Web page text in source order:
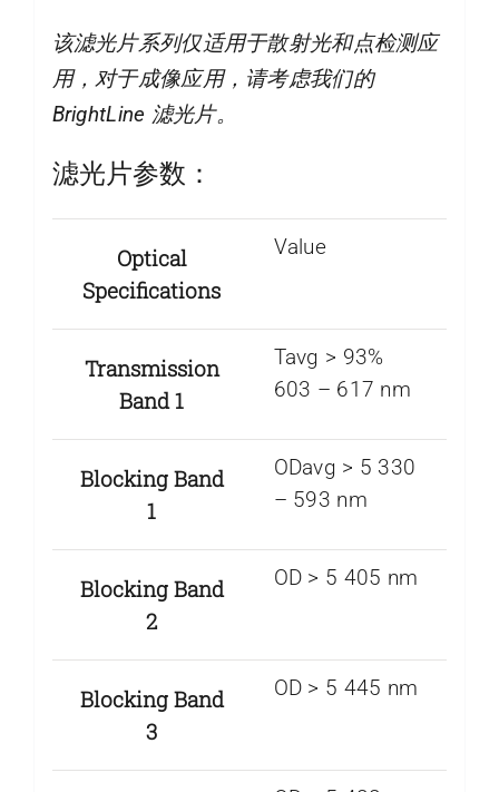
该滤光片系列仅适用于散射光和点检测应
用，对于成像应用，请考虑我们的
BrightLine 滤光片。
滤光片参数：
Optical
Specifications
Value
Transmission
Band 1
Tavg > 93%
603 – 617 nm
Blocking Band
1
ODavg > 5 330
– 593 nm
Blocking Band
2
OD > 5 405 nm
Blocking Band
3
OD > 5 445 nm